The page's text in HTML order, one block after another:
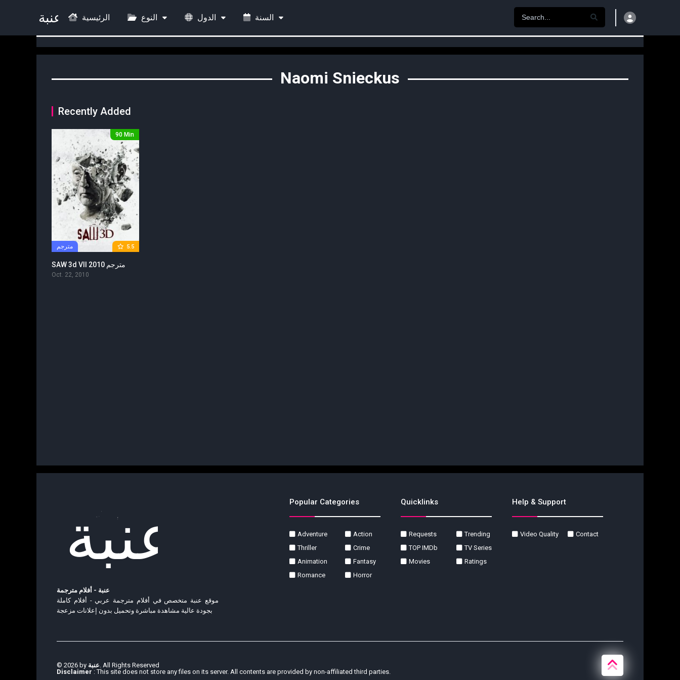
الرئيسية النوع الدول السنة
Naomi Snieckus
Recently Added
5.5 مترجم
90 Min
SAW 3d VII 2010 مترجم
Oct. 22, 2010
Popular Categories
Adventure
Action
Thriller
Crime
Animation
Fantasy
Romance
Horror
Quicklinks
Requests
Trending
TOP IMDb
TV Series
Movies
Ratings
Help & Support
Video Quality Contact
عنبة - أفلام مترجمة
موقع عنبة متخصص في أفلام مترجمة عربي - أفلام كاملة
بجودة عالية مشاهدة مباشرة وتحميل بدون إعلانات مزعجة
© 2026 by عنبة. All Rights Reserved
Disclaimer : This site does not store any files on its server. All contents are provided by non-affiliated third parties.